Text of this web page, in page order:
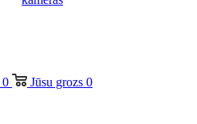
0 Jūsu grozs 0